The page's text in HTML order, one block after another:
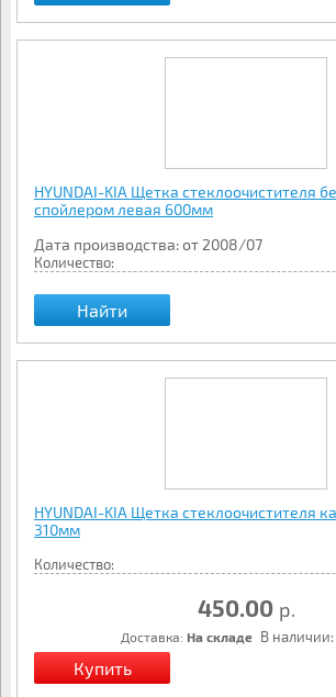
HYUNDAI-KIA Щетка стеклоочистителя
спойлером левая 600мм
Дата производства: от 2008/07
Количество:
Найти
HYUNDAI-KIA Щетка стеклоочистителя
310мм
Количество:
450.00 р.
Доставка: На складе В наличии: